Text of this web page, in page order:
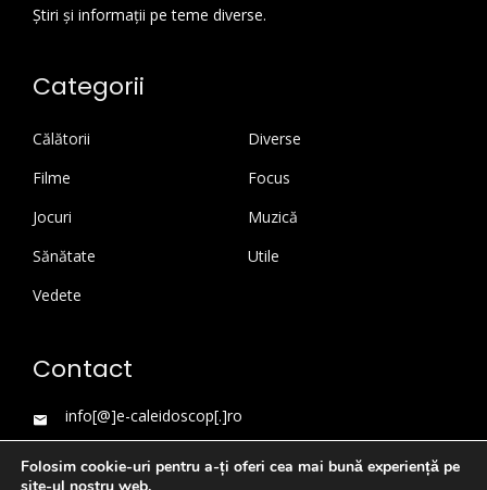
Știri și informații pe teme diverse.
Categorii
Călătorii
Diverse
Filme
Focus
Jocuri
Muzică
Sănătate
Utile
Vedete
Contact
info[@]e-caleidoscop[.]ro
Folosim cookie-uri pentru a-ți oferi cea mai bună experiență pe